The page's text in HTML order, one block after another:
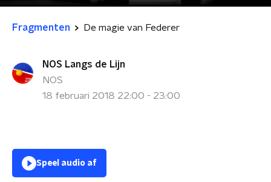
Fragmenten De magie van Federer
NOS Langs de Lijn
NOS
18 februari 2018 22:00 - 23:00
Speel audio af